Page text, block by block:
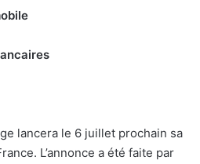
lancera le 6 juillet prochain sa
L’annonce a été faite par